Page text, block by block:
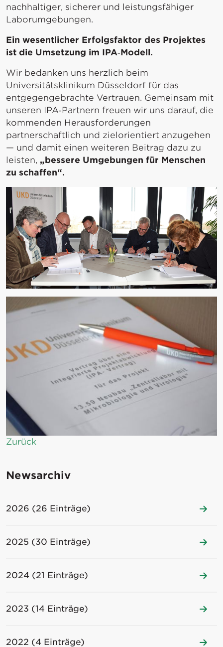
nachhaltiger, sicherer und leistungsfähiger
Laborumgebungen.
Ein wesentlicher Erfolgsfaktor des Projektes
ist die Umsetzung im IPA‑Modell.
Wir bedanken uns herzlich beim
Universitätsklinikum Düsseldorf für das
entgegengebrachte Vertrauen. Gemeinsam mit
unseren IPA‑Partnern freuen wir uns darauf, die
kommenden Herausforderungen
partnerschaftlich und zielorientiert anzugehen
— und damit einen weiteren Beitrag dazu zu
leisten, „bessere Umgebungen für Menschen
zu schaffen“.
Zurück
Newsarchiv
2026 (26 Einträge)
2025 (30 Einträge)
2024 (21 Einträge)
2023 (14 Einträge)
2022 (4 Einträge)